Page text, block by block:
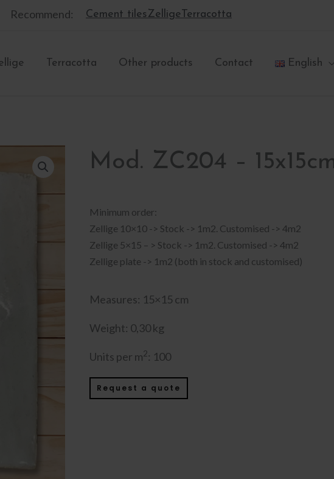
Recommend: Cement tilesZellige Terracotta
Terracotta Other products Contact English
Mod. ZC204 –
Minimum order:
Zellige 10×10 -> Stock -> 1m2. Customised -> 4m2
Zellige 5×15 – > Stock -> 1m2. Customised -> 4m2
Zellige plate -> 1m2 (both in stock and customised)
Measures: 15×15 cm
Weight: 0,30 kg
Units per m2: 100
Request a quote